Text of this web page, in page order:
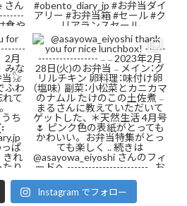
Instagram でフォロー